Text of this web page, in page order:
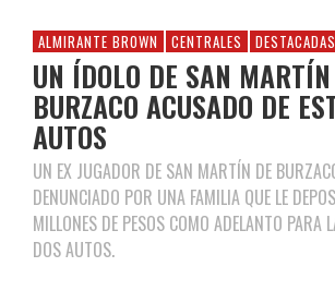
ALMIRANTE BROWN CENTRALES DESTACADAS
UN ÍDOLO DE SAN
BURZACO ACUSADO DE
AUTOS
UN EX JUGADOR DE SAN MARTÍN DE
DENUNCIADO POR UNA FAMILIA QUE LE
MILLONES DE PESOS COMO ADELANTO PARA
DOS AUTOS.